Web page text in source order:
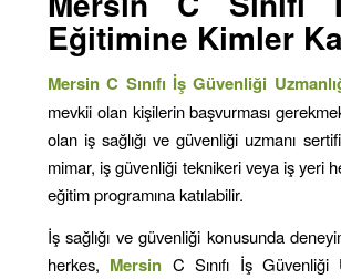
Eğitimine Kimler
Mersin C Sınıfı İş Güvenliği
mevkii olan kişilerin başvurması
olan iş sağlığı ve güvenliği uzmanı
mimar, iş güvenliği teknikeri veya iş yeri
eğitim programına katılabilir.
İş sağlığı ve güvenliği konusunda
herkes, Mersin C Sınıfı İş Güvenliği